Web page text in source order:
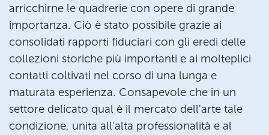
arricchirne le quadrerie con opere di grande
importanza. Ciò è stato possibile grazie ai
consolidati rapporti fiduciari con gli eredi delle
collezioni storiche più importanti e ai molteplici
contatti coltivati nel corso di una lunga e
maturata esperienza. Consapevole che in un
settore delicato qual è il mercato dell'arte tale
condizione, unita all'alta professionalità e al